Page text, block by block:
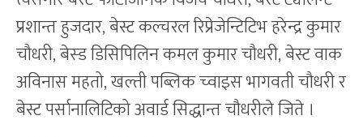
प्रशान्त हुजदार, बेस्ट कल्चरल रिप्रेजेन्टिटिभ हरेन्द्र कुमार
चौधरी, बेस्ड डिसिपिलिन कमल कुमार चौधरी, बेस्ट वाक
अविनास महतो, खल्ती पब्लिक च्वाइस भागवती चौधरी र
बेस्ट पर्सानालिटिको अवार्ड सिद्धान्त चौधरीले जिते ।